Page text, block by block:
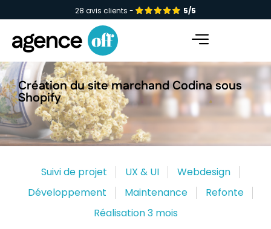
28 avis clients - 5/5
Création du site marchand Codina sous
Shopify
Suivi de projet UX & UI
Webdesign
Développement
Maintenance
Refonte
Réalisation 3 mois